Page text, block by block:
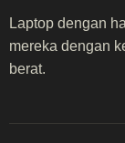
Laptop dengan
mereka dengan
berat.